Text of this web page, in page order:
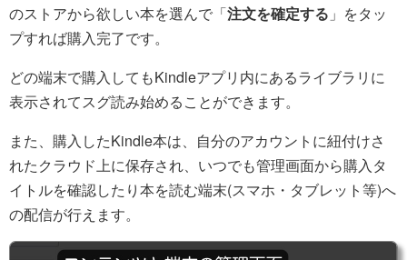
のストアから欲しい本を選んで「注文を確定する 」をタッ
プすれば購入完了です。
どの端末で購入してもKindleアプリ内にあるライブラリに
表示されてスグ読み始めることができます。
また、購入したKindle本は、自分のアカウントに紐付けさ
れたクラウド上に保存され、いつでも管理画面から購入タ
イトルを確認したり本を読む端末(スマホ・タブレット等)へ
の配信が行えます。